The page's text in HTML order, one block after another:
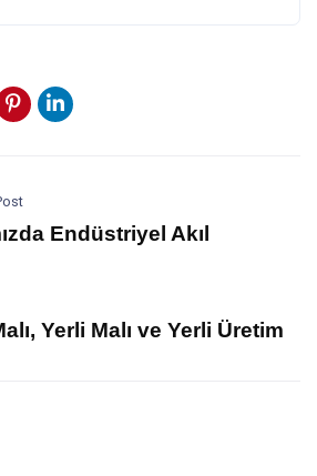
Endüstriyel Akıl
Yerli Malı ve Yerli Üretim